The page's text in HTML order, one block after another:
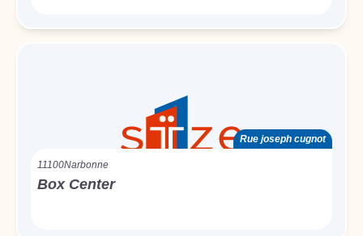
Rue joseph cugnot
11100Narbonne
Box Center